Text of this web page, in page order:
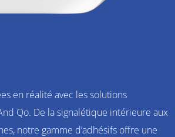
en réalité avec les solutions
Qo. De la signalétique intérieure aux
notre gamme d’adhésifs offre une